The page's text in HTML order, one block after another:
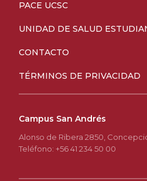
PACE UCSC
UNIDAD DE SALUD
CONTACTO
TÉRMINOS DE PRIVACIDAD
Campus San Andrés
Alonso de Ribera 2850,
Teléfono: +56 41 234 50 00